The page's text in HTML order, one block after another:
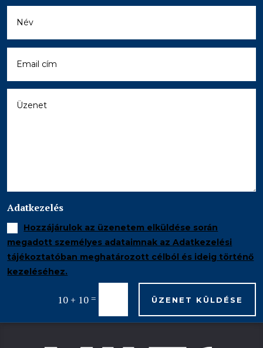
Adatkezelés
Hozzájárulok az üzenetem elküldése során
megadott személyes adataimnak az Adatkezelési
tájékoztatóban meghatározott célból és ideig történő
kezeléséhez.
10 + 10= ÜZENET KÜLDÉSE